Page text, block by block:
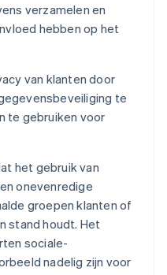
verzamelen en
hebben op het
van klanten door
te
te gebruiken voor
het gebruik van
onevenredige
groepen klanten of
stand houdt. Het
sociale-
nadelig zijn voor